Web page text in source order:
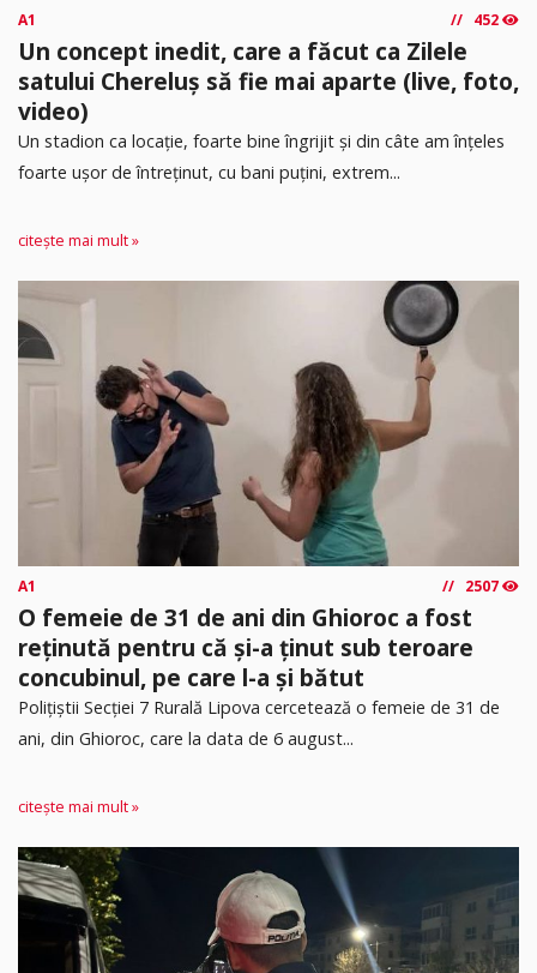
A1 452
Un concept inedit, care a făcut ca Zilele
satului Chereluș să fie mai aparte (live, foto,
video)
Un stadion ca locație, foarte bine îngrijit și din câte am înțeles
foarte ușor de întreținut, cu bani puțini, extrem...
citește mai mult »
A1 2507
O femeie de 31 de ani din Ghioroc a fost
reținută pentru că și-a ținut sub teroare
concubinul, pe care l-a și bătut
​Polițiștii Secției 7 Rurală Lipova cercetează o femeie de 31 de
ani, din Ghioroc, care la data de 6 august...
citește mai mult »